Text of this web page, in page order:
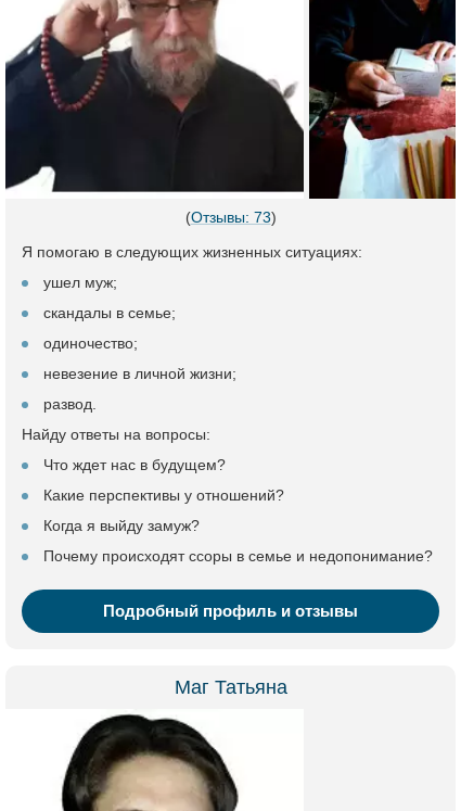
(Отзывы: 73)
Я помогаю в следующих жизненных ситуациях:
ушел муж;
скандалы в семье;
одиночество;
невезение в личной жизни;
развод.
Найду ответы на вопросы:
Что ждет нас в будущем?
Какие перспективы у отношений?
Когда я выйду замуж?
Почему происходят ссоры в семье и недопонимание?
Подробный профиль и отзывы
Маг Татьяна